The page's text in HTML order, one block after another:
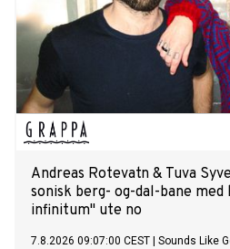
Andreas Rotevatn & Tuva
sonisk berg- og-dal-bane
infinitum" ute no
7.8.2026 09:07:00 CEST Sounds Like